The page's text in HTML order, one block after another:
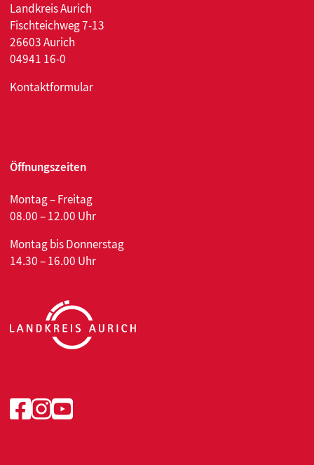
Landkreis Aurich
Fischteichweg 7-13
26603 Aurich
04941 16-0
Kontaktformular
Öffnungszeiten
Montag – Freitag
08.00 – 12.00 Uhr
Montag bis Donnerstag
14.30 – 16.00 Uhr
Facebook
Instagram
Youtube